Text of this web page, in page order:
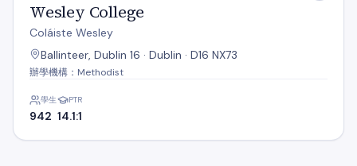
Wesley College
Coláiste Wesley
Ballinteer, Dublin 16 · Dublin · D16 NX73
辦學機構：Methodist
學生
942
PTR
14.1:1